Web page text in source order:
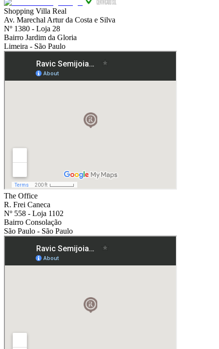
Shopping Villa Real
Av. Marechal Artur da Costa e Silva
Nº 1380 - Loja 28
Bairro Jardim da Gloria
Limeira - São Paulo
The Office
R. Frei Caneca
Nº 558 - Loja 1102
Bairro Consolação
São Paulo - São Paulo